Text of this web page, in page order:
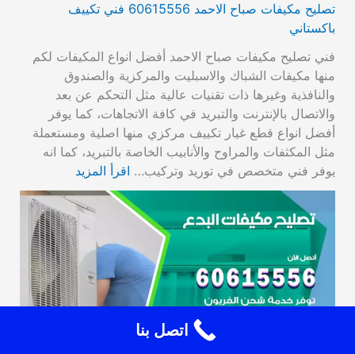
تصليح مكيفات صباح الاحمد 60615556 فني تكييف
باكستاني
فني تصليح مكيفات صباح الاحمد أفضل انواع المكيفات لكم
منها مكيفات الشباك والاسبليت والمركزية والصندوق
والنافذية وغيرها ذات تقنيات عالية مثل التحكم عن بعد
والاتصال بالإنترنت والتبريد في كافة الاتجاهات، كما يوفر
أفضل انواع قطع غيار تكييف مركزي منها اصلية ومستعملة
مثل المكثفات والمراوح والأنابيب الخاصة بالتبريد، كما انه
يوفر فني متخصص في توريد وتركيب… اقرأ المزيد
اتصل بنا